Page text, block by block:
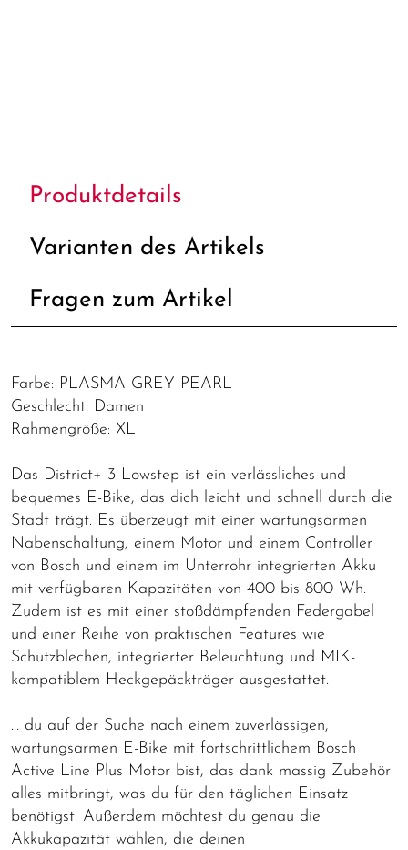
Produktdetails
Varianten des Artikels
Fragen zum Artikel
Farbe: PLASMA GREY PEARL
Geschlecht: Damen
Rahmengröße: XL
Das District+ 3 Lowstep ist ein verlässliches und
bequemes E-Bike, das dich leicht und schnell durch die
Stadt trägt. Es überzeugt mit einer wartungsarmen
Nabenschaltung, einem Motor und einem Controller
von Bosch und einem im Unterrohr integrierten Akku
mit verfügbaren Kapazitäten von 400 bis 800 Wh.
Zudem ist es mit einer stoßdämpfenden Federgabel
und einer Reihe von praktischen Features wie
Schutzblechen, integrierter Beleuchtung und MIK-
kompatiblem Heckgepäckträger ausgestattet.
… du auf der Suche nach einem zuverlässigen,
wartungsarmen E-Bike mit fortschrittlichem Bosch
Active Line Plus Motor bist, das dank massig Zubehör
alles mitbringt, was du für den täglichen Einsatz
benötigst. Außerdem möchtest du genau die
Akkukapazität wählen, die deinen